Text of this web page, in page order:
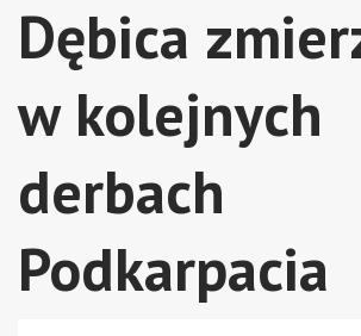
Dębica
w kolejnych
derbach
Podkarpacia